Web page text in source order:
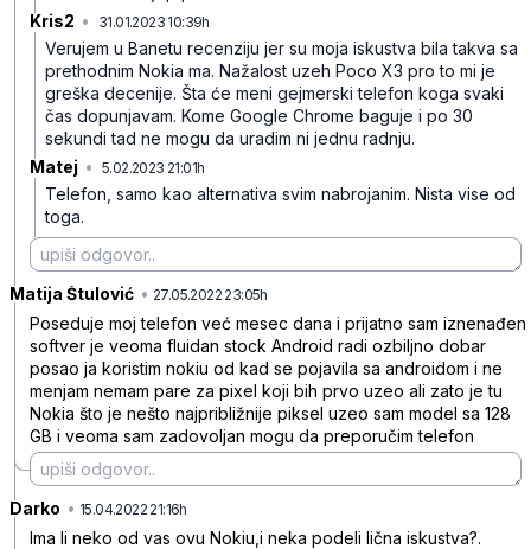
Kris2 • 31.01.2023 10:39h
Verujem u Banetu recenziju jer su moja iskustva bila takva sa
prethodnim Nokia ma. Nažalost uzeh Poco X3 pro to mi je
greška decenije. Šta će meni gejmerski telefon koga svaki
čas dopunjavam. Kome Google Chrome baguje i po 30
sekundi tad ne mogu da uradim ni jednu radnju.
Matej • 5.02.2023 21:01h
Telefon, samo kao alternativa svim nabrojanim. Nista vise od
toga.
Matija Štulović • 27.05.2022 23:05h
Poseduje moj telefon već mesec dana i prijatno sam iznenađen
softver je veoma fluidan stock Android radi ozbiljno dobar
posao ja koristim nokiu od kad se pojavila sa androidom i ne
menjam nemam pare za pixel koji bih prvo uzeo ali zato je tu
Nokia što je nešto najpribližnije piksel uzeo sam model sa 128
GB i veoma sam zadovoljan mogu da preporučim telefon
Darko • 15.04.2022 21:16h
Ima li neko od vas ovu Nokiu,i neka podeli lična iskustva?.